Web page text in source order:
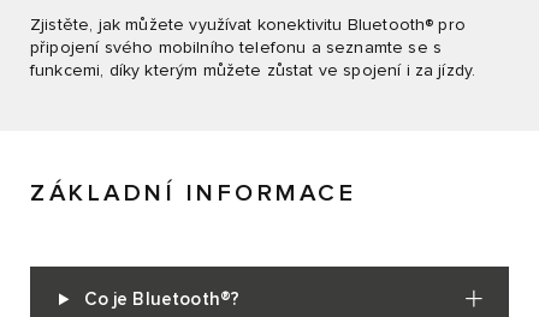
Zjistěte, jak můžete využívat konektivitu Bluetooth® pro
připojení svého mobilního telefonu a seznamte se s
funkcemi, díky kterým můžete zůstat ve spojení i za jízdy.
ZÁKLADNÍ INFORMACE
Co je Bluetooth®?